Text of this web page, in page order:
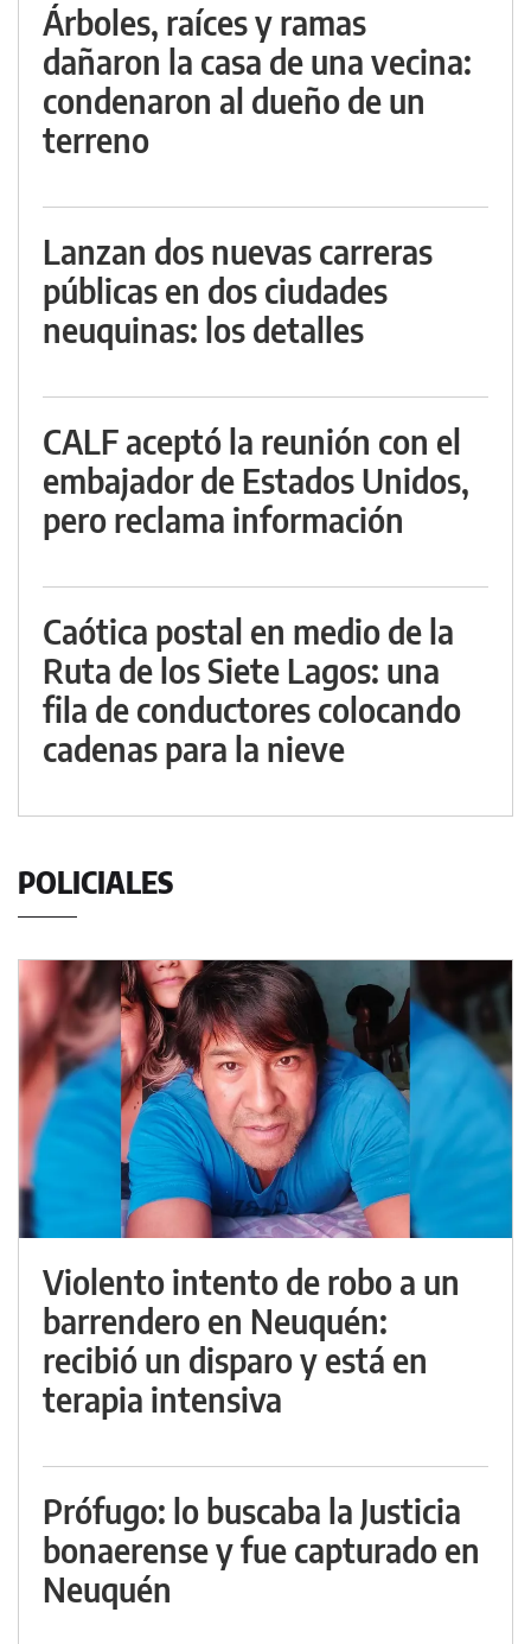
Árboles, raíces y ramas
dañaron la casa de una vecina:
condenaron al dueño de un
terreno
Lanzan dos nuevas carreras
públicas en dos ciudades
neuquinas: los detalles
CALF aceptó la reunión con el
embajador de Estados Unidos,
pero reclama información
Caótica postal en medio de la
Ruta de los Siete Lagos: una
fila de conductores colocando
cadenas para la nieve
POLICIALES
Violento intento de robo a un
barrendero en Neuquén:
recibió un disparo y está en
terapia intensiva
Prófugo: lo buscaba la Justicia
bonaerense y fue capturado en
Neuquén